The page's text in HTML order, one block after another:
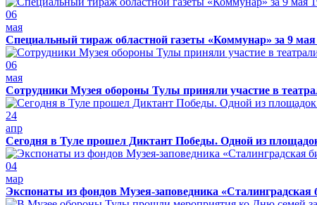
06
мая
Специальный тираж областной газеты «Коммунар» за 9
06
мая
Сотрудники Музея обороны Тулы приняли участие в
24
апр
Сегодня в Туле прошел Диктант Победы. Одной из
04
мар
Экспонаты из фондов Музея-заповедника